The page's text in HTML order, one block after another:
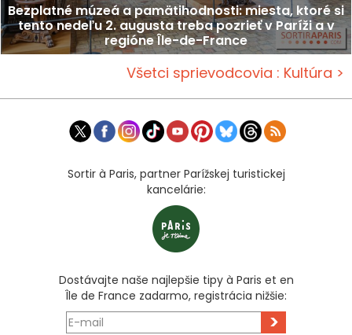
Bezplatné múzeá a pamätihodnosti: miesta, ktoré si
tento nedeľu 2. augusta treba pozrieť v Paríži a v
regióne Île-de-France
Všetci sprievodcovia : Kultúra >
Sortir à Paris, partner Parížskej turistickej
kancelárie:
Dostávajte naše najlepšie tipy à Paris et en
Île de France zadarmo, registrácia nižšie:
>